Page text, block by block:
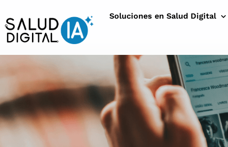
Soluciones en Salud Digital